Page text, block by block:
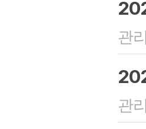
관
관